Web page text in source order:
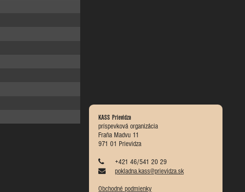
KASS Prievidza
príspevková organizácia
Fraňa Madvu 11
971 01 Prievidza
+421 46/541 20 29
pokladna.kass@prievidza.sk
Obchodné podmienky